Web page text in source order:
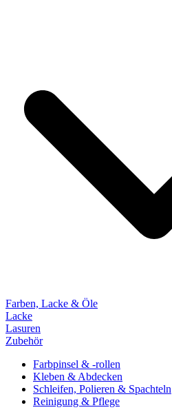
Farben, Lacke & Öle
Lacke
Lasuren
Zubehör
Farbpinsel & -rollen
Kleben & Abdecken
Schleifen, Polieren & Spachteln
Reinigung & Pflege